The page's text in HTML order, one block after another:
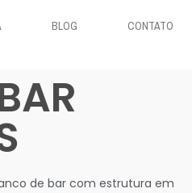
BLOG CONTATO
de bar com estrutura em